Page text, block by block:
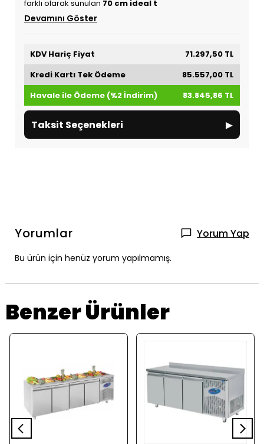
farklı olarak sunulan 70 cm ideal t
Devamını Göster
KDV Hariç Fiyat
71.297,50 TL
Kredi Kartı Tek Ödeme
85.557,00 TL
Havale ile Ödeme (%2 İndirim)
83.845,86 TL
Taksit Seçenekleri ▸
Yorumlar Yorum Yap
Bu ürün için henüz yorum yapılmamış.
Benzer Ürünler